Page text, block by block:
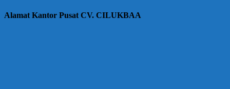
Alamat Kantor Pusat CV. CILUKBAA